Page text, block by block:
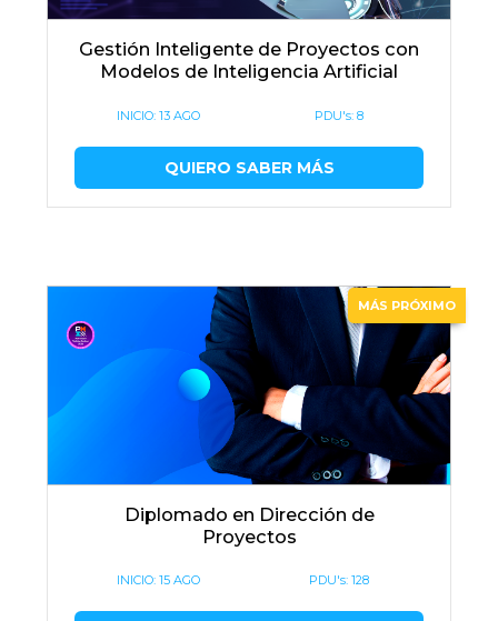
Gestión Inteligente de Proyectos con
Modelos de Inteligencia Artificial
INICIO:13 AGO PDU's: 8
QUIERO SABER MÁS
MÁS PRÓXIMO
Diplomado en Dirección de
Proyectos
INICIO:15 AGO PDU's: 128